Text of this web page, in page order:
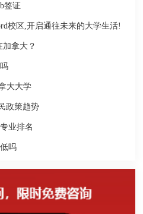
签证
校区,开启通往未来的大学生活!
拿大？
大大学
政策趋势
业排名
吗